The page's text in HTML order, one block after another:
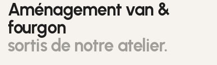
Aménagement van &
fourgon
sortis de notre atelier.